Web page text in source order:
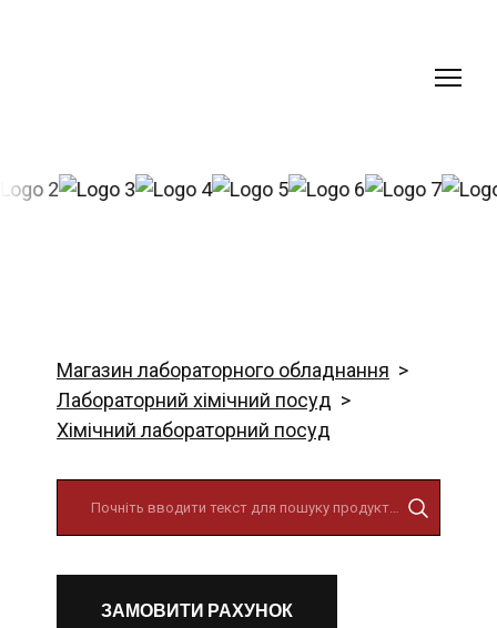
Магазин лабораторного обладнання
Лабораторний хімічний посуд
Хімічний лабораторний посуд
ЗАМОВИТИ РАХУНОК